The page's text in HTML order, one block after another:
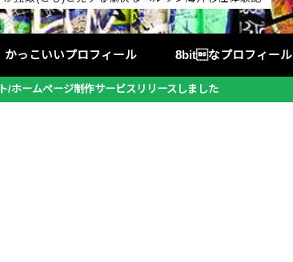
かっこいいプロフィール 8bitなプロフィール
/ホームページ制作サービスリリースしました